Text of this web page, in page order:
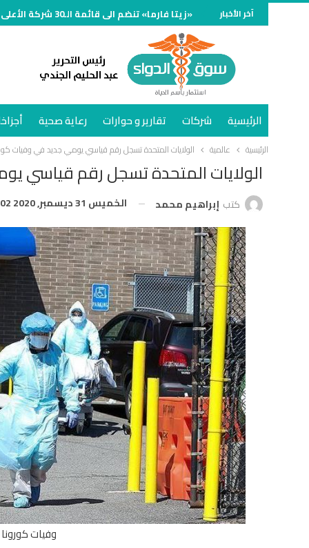
آخر الأخبار «زيتا فارما» تنضم الى قائمة الـ30 شركة الأعلى مبيعًا في سوق الدواء المصري خلال النصف الأول وتنمو 70%
الرئيسية شركات تقارير و حوارات رعاية صحية
الرئيسية عالمية الولايات المتحدة تسجل رقم قياسي يومي جديد في وفيات
الولايات المتحدة تسجل رقم قياسي
كتب إبراهيم محمد الخميس 31 ديسمبر, 2020 5:02 ص
وفيات